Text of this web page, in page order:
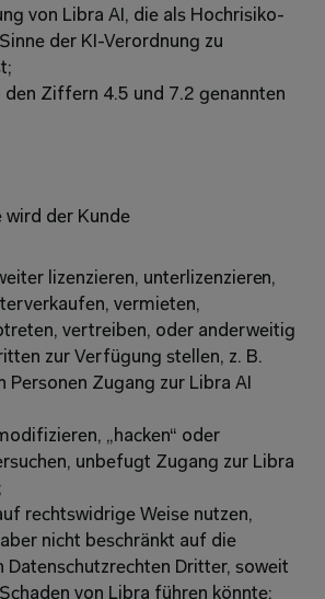
von Libra AI, die als Hochrisiko-
der KI-Verordnung zu
den Ziffern 4.5 und 7.2 genannten
wird der Kunde
lizenzieren, unterlizenzieren,
vermieten,
vertreiben, oder anderweitig
zur Verfügung stellen, z. B.
Personen Zugang zur Libra AI
„hacken“ oder
unbefugt Zugang zur Libra
rechtswidrige Weise nutzen,
nicht beschränkt auf die
Datenschutzrechten Dritter, soweit
von Libra führen könnte;